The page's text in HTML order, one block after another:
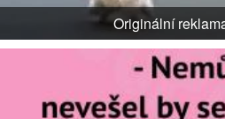
Originální